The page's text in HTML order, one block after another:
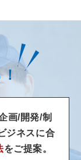
画/開発/制
ジネスに合
をご提案。